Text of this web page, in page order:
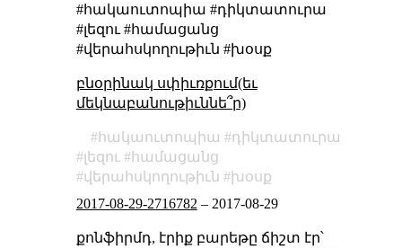
#հակաուտոպիա #դիկտատուրա
#լեզու #համացանց
#վերահսկողութիւն #խօսք
բնօրինակ սփիւռքում(եւ
մեկնաբանութիւննե՞ր)
հակաուտոպիա
դիկտատուրա
լեզու
համացանց
վերահսկողութիւն
խօսք
2017-08-29-2716782 – 2017-08-29
քոնֆիրմդ, էրիք բարեթը ճիշտ էր՝